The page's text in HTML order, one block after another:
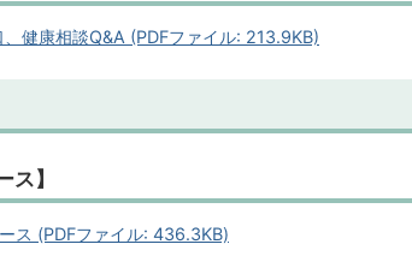
、健康相談Q&A (PDFファイル: 213.9KB)
ス】
ス (PDFファイル: 436.3KB)